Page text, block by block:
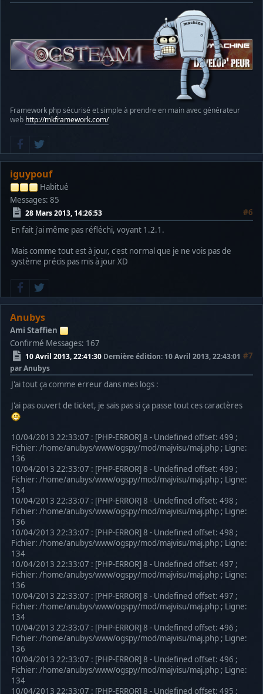
Framework php sécurisé et simple à prendre en main avec générateur
web http://mkframework.com/
iguypouf
Habitué
Messages: 85
28 Mars 2013, 14:26:53
#6
En fait j'ai même pas réfléchi, voyant 1.2.1.
Mais comme tout est à jour, c'est normal que je ne vois pas de
système précis pas mis à jour XD
Anubys
Ami Staffien
Confirmé Messages: 167
10 Avril 2013, 22:41:30 #7
Dernière édition: 10 Avril 2013, 22:43:01
par Anubys
J'ai tout ça comme erreur dans mes logs :
J'ai pas ouvert de ticket, je sais pas si ça passe tout ces caractères
10/04/2013 22:33:07 : [PHP-ERROR] 8 - Undefined offset: 499 ;
Fichier: /home/anubys/www/ogspy/mod/majvisu/maj.php ; Ligne:
136
10/04/2013 22:33:07 : [PHP-ERROR] 8 - Undefined offset: 499 ;
Fichier: /home/anubys/www/ogspy/mod/majvisu/maj.php ; Ligne:
134
10/04/2013 22:33:07 : [PHP-ERROR] 8 - Undefined offset: 498 ;
Fichier: /home/anubys/www/ogspy/mod/majvisu/maj.php ; Ligne:
136
10/04/2013 22:33:07 : [PHP-ERROR] 8 - Undefined offset: 498 ;
Fichier: /home/anubys/www/ogspy/mod/majvisu/maj.php ; Ligne:
134
10/04/2013 22:33:07 : [PHP-ERROR] 8 - Undefined offset: 497 ;
Fichier: /home/anubys/www/ogspy/mod/majvisu/maj.php ; Ligne:
136
10/04/2013 22:33:07 : [PHP-ERROR] 8 - Undefined offset: 497 ;
Fichier: /home/anubys/www/ogspy/mod/majvisu/maj.php ; Ligne:
134
10/04/2013 22:33:07 : [PHP-ERROR] 8 - Undefined offset: 496 ;
Fichier: /home/anubys/www/ogspy/mod/majvisu/maj.php ; Ligne:
136
10/04/2013 22:33:07 : [PHP-ERROR] 8 - Undefined offset: 496 ;
Fichier: /home/anubys/www/ogspy/mod/majvisu/maj.php ; Ligne:
134
10/04/2013 22:33:07 : [PHP-ERROR] 8 - Undefined offset: 495 ;